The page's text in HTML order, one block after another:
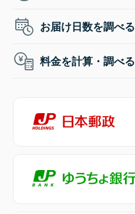
お届け日数を調べる
料金を計算・調べる